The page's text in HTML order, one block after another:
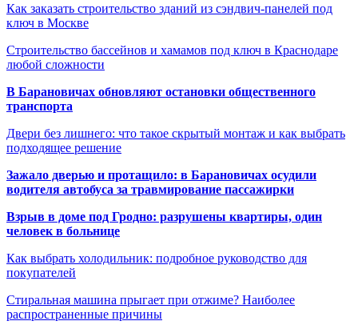
Как заказать строительство зданий из сэндвич-панелей под
ключ в Москве
Строительство бассейнов и хамамов под ключ в Краснодаре
любой сложности
В Барановичах обновляют остановки общественного
транспорта
Двери без лишнего: что такое скрытый монтаж и как выбрать
подходящее решение
Зажало дверью и протащило: в Барановичах осудили
водителя автобуса за травмирование пассажирки
Взрыв в доме под Гродно: разрушены квартиры, один
человек в больнице
Как выбрать холодильник: подробное руководство для
покупателей
Стиральная машина прыгает при отжиме? Наиболее
распространенные причины